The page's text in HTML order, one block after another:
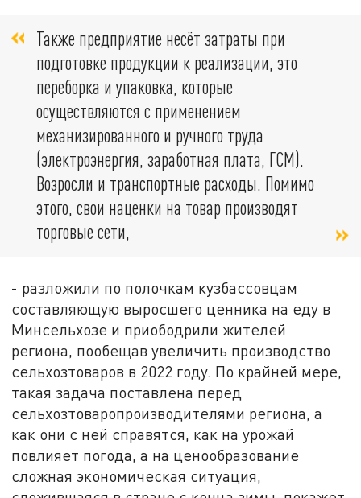
Также предприятие несёт затраты при
подготовке продукции к реализации, это
переборка и упаковка, которые
осуществляются с применением
механизированного и ручного труда
(электроэнергия, заработная плата, ГСМ).
Возросли и транспортные расходы. Помимо
этого, свои наценки на товар производят
торговые сети,
- разложили по полочкам кузбассовцам
составляющую выросшего ценника на еду в
Минсельхозе и приободрили жителей
региона, пообещав увеличить производство
сельхозтоваров в 2022 году. По крайней мере,
такая задача поставлена перед
сельхозтоваропроизводителями региона, а
как они с ней справятся, как на урожай
повлияет погода, а на ценообразование
сложная экономическая ситуация,